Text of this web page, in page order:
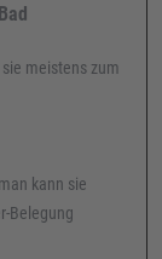
meistens zum
kann sie
Belegung